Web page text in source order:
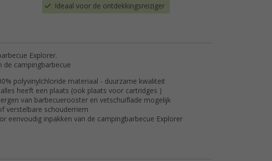
Ideaal voor de ontdekkingsreiziger
Explorer.
de campingbarbecue
polyvinylchloride materiaal - duurzame kwaliteit
heeft een plaats (ook plaats voor cartridges )
van barbecuerooster en vetschuiflade mogelijk
verstelbare schouderriem
eenvoudig inpakken van de campingbarbecue Explorer